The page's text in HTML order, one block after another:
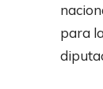
para